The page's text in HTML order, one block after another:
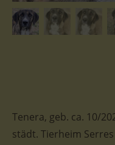
Tenera, geb. ca. 10/
städt. Tierheim Serres